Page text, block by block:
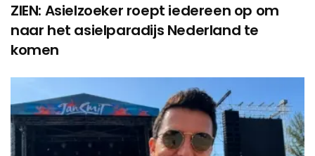
ZIEN: Asielzoeker roept iedereen op om
naar het asielparadijs Nederland te
komen